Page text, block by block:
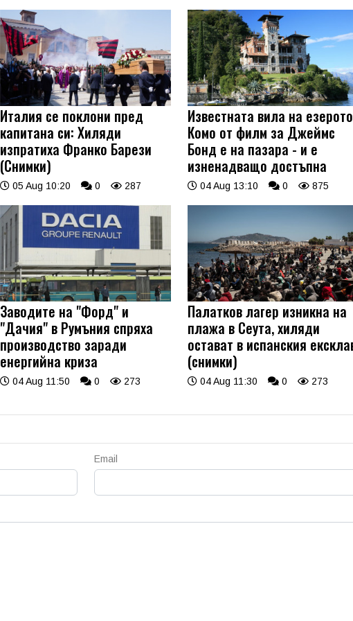
Италия се поклони пред
капитана си: Хиляди
изпратиха Франко Барези
(Снимки)
05 Aug 10:20 0 287
Известната вила на езерото
Комо от филм за Джеймс
Бонд е на пазара - и е
изненадващо достъпна
04 Aug 13:10 0 875
Заводите на "Форд" и
"Дачия" в Румъния спряха
производство заради
енергийна криза
04 Aug 11:50 0 273
Палатков лагер изникна на
плажа в Сеута, хиляди
остават в испанския
(снимки)
04 Aug 11:30 0 273
Email